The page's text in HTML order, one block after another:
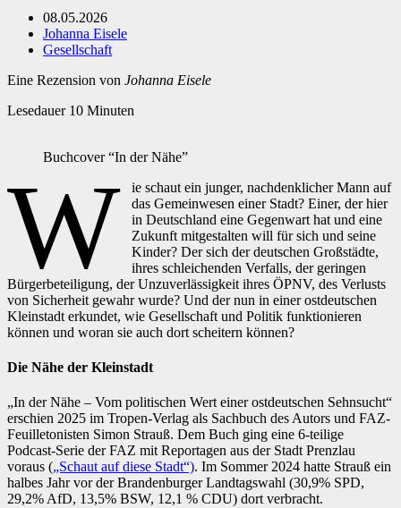
08.05.2026
Johanna Eisele
Gesellschaft
Eine Rezension von Johanna Eisele
Lesedauer 10 Minuten
Buchcover “In der Nähe”
W
ie schaut ein junger, nachdenklicher Mann auf
das Gemeinwesen einer Stadt? Einer, der hier
in Deutschland eine Gegenwart hat und eine
Zukunft mitgestalten will für sich und seine
Kinder? Der sich der deutschen Großstädte,
ihres schleichenden Verfalls, der geringen
Bürgerbeteiligung, der Unzuverlässigkeit ihres ÖPNV, des Verlusts
von Sicherheit gewahr wurde? Und der nun in einer ostdeutschen
Kleinstadt erkundet, wie Gesellschaft und Politik funktionieren
können und woran sie auch dort scheitern können?
Die Nähe der Kleinstadt
„In der Nähe – Vom politischen Wert einer ostdeutschen Sehnsucht“
erschien 2025 im Tropen-Verlag als Sachbuch des Autors und FAZ-
Feuilletonisten Simon Strauß. Dem Buch ging eine 6-teilige
Podcast-Serie der FAZ mit Reportagen aus der Stadt Prenzlau
voraus („Schaut auf diese Stadt“). Im Sommer 2024 hatte Strauß ein
halbes Jahr vor der Brandenburger Landtagswahl (30,9% SPD,
29,2% AfD, 13,5% BSW, 12,1 % CDU) dort verbracht.